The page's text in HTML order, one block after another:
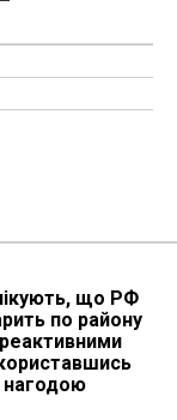
що РФ
по району
нагодою